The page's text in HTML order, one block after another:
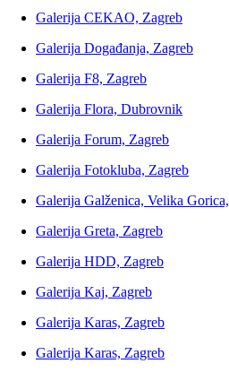
Galerija CEKAO, Zagreb
Galerija Događanja, Zagreb
Galerija F8, Zagreb
Galerija Flora, Dubrovnik
Galerija Forum, Zagreb
Galerija Fotokluba, Zagreb
Galerija Galženica, Velika Gorica,
Galerija Greta, Zagreb
Galerija HDD, Zagreb
Galerija Kaj, Zagreb
Galerija Karas, Zagreb
Galerija Karas, Zagreb